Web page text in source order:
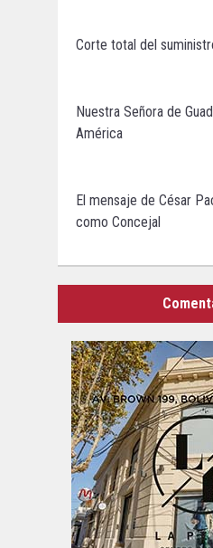
Corte total del
Nuestra Señora de
América
El mensaje de César
como Concejal